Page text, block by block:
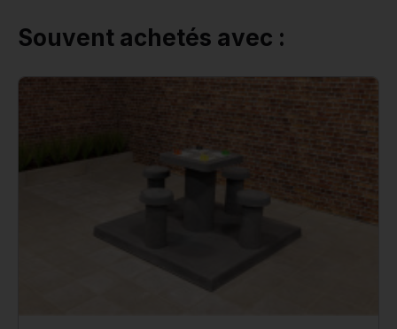
Souvent achetés avec :